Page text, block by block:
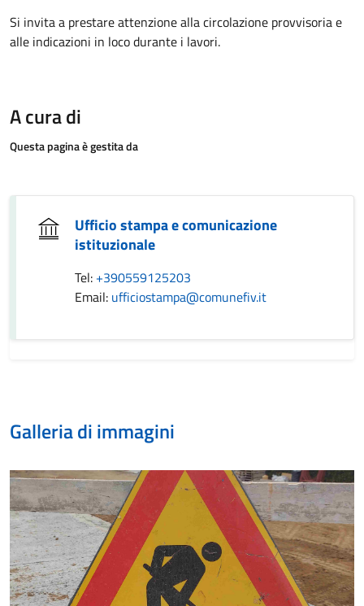
Si invita a prestare attenzione alla circolazione provvisoria e
alle indicazioni in loco durante i lavori.
A cura di
Questa pagina è gestita da
Ufficio stampa e comunicazione
istituzionale
Tel: +390559125203
Email: ufficiostampa@comunefiv.it
Galleria di immagini